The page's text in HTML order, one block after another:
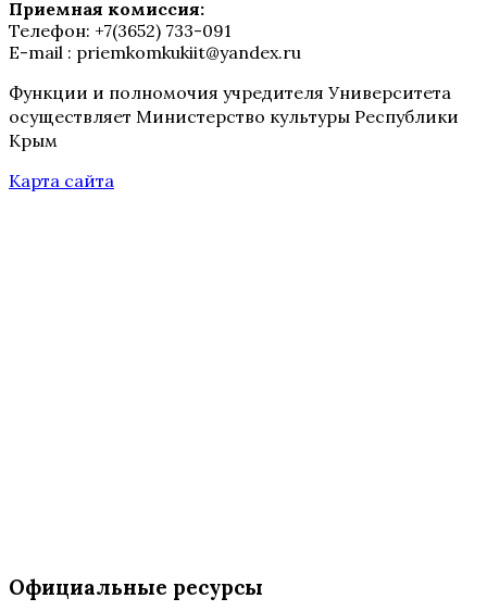
Приемная комиссия:
Телефон: +7(3652) 733-091
E-mail : priemkomkukiit@yandex.ru
Функции и полномочия учредителя Университета
осуществляет Министерство культуры Республики
Крым
Карта сайта
Официальные ресурсы